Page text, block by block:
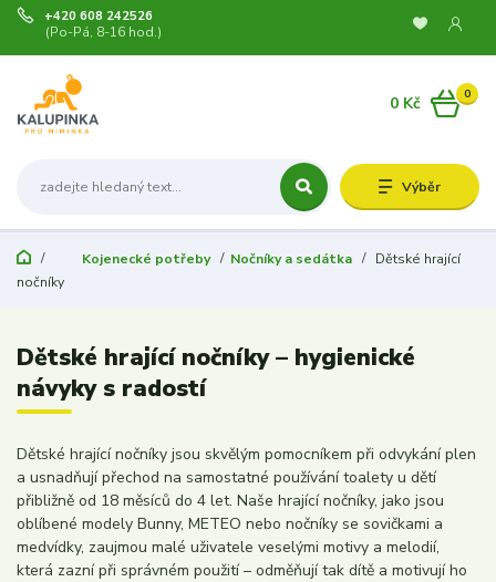
Výběr
+420 608 242526
(Po-Pá, 8-16 hod.)
0
0 Kč
Kojenecké potřeby Nočníky a sedátka
Dětské hrající
nočníky
Dětské hrající nočníky – hygienické
návyky s radostí
Dětské hrající nočníky jsou skvělým pomocníkem při odvykání plen
a usnadňují přechod na samostatné používání toalety u dětí
přibližně od 18 měsíců do 4 let. Naše hrající nočníky, jako jsou
oblíbené modely Bunny, METEO nebo nočníky se sovičkami a
medvídky, zaujmou malé uživatele veselými motivy a melodií,
která zazní při správném použití – odměňují tak dítě a motivují ho